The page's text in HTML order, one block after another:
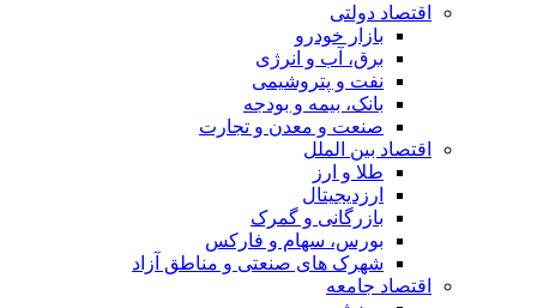
اقتصاد دولتی
بازار خودرو
برق، آب و انرژی
نفت و پتروشیمی
بانک، بیمه و بودجه
صنعت و معدن و تجارت
اقتصاد بین الملل
طلا و ارز
ارزدیجیتال
بازرگانی و گمرک
بورس، سهام و فارکس
شهرک های صنعتی و مناطق آزاد
اقتصاد جامعه